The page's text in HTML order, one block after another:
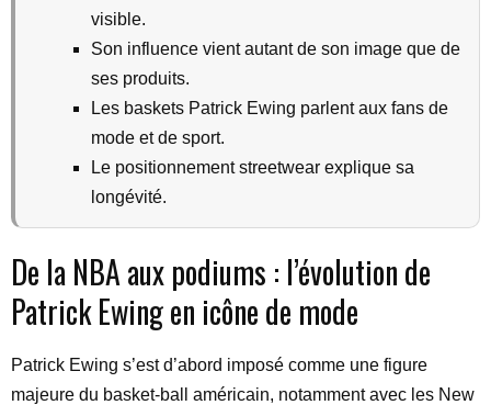
visible.
Son influence vient autant de son image que de
ses produits.
Les baskets Patrick Ewing parlent aux fans de
mode et de sport.
Le positionnement streetwear explique sa
longévité.
De la NBA aux podiums : l’évolution de
Patrick Ewing en icône de mode
Patrick Ewing s’est d’abord imposé comme une figure
majeure du basket-ball américain, notamment avec les New